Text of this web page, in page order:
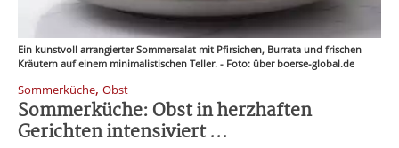
Ein kunstvoll arrangierter Sommersalat mit Pfirsichen, Burrata und frischen
Kräutern auf einem minimalistischen Teller. - Foto: über boerse-global.de
Sommerküche, Obst
Sommerküche: Obst in herzhaften
Gerichten intensiviert ...